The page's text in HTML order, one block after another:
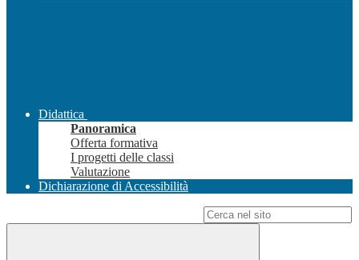
Didattica
Panoramica
Offerta formativa
I progetti delle classi
Valutazione
Dichiarazione di Accessibilità